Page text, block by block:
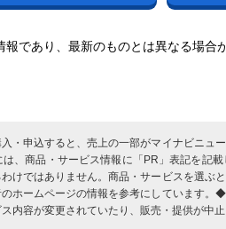
であり、最新のものとは異なる場合
・申込すると、売上の一部がマイナビニュ
、商品・サービス情報に「PR」表記を記
けではありません。商品・サービスを選
ホームページの情報を参考にしています。
内容が変更されていたり、販売・提供が中止